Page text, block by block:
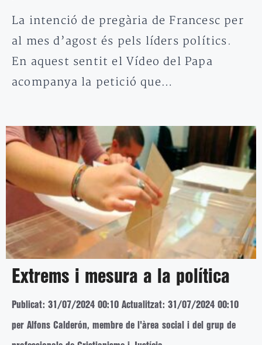
La intenció de pregària de Francesc per
al mes d’agost és pels líders polítics.
En aquest sentit el Vídeo del Papa
acompanya la petició que…
Extrems i mesura a la política
Publicat: 31/07/2024 00:10 Actualitzat: 31/07/2024 00:10
per Alfons Calderón, membre de l'àrea social i del grup de